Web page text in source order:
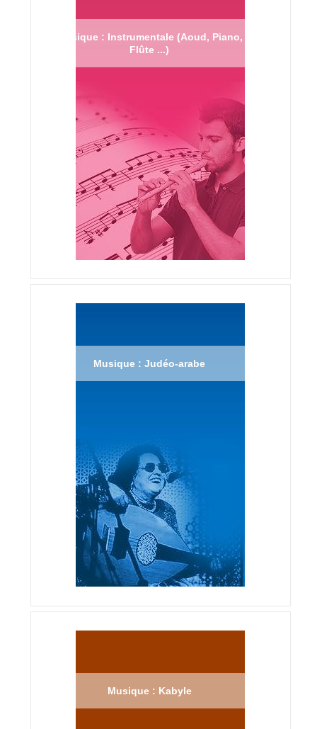
Musique : Instrumentale (Aoud, Piano,
Flûte ...)
Musique : Judéo-arabe
Musique : Kabyle